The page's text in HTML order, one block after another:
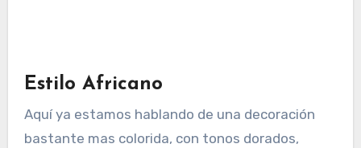
Estilo Africano
Aquí ya estamos hablando de una decoración
bastante mas colorida, con tonos dorados,